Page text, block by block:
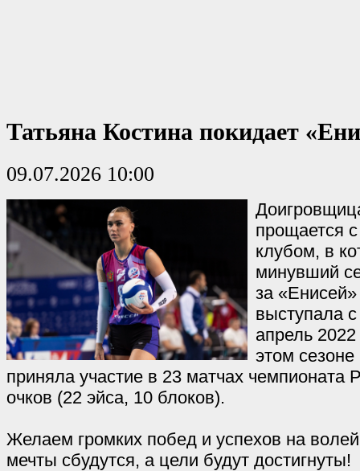
Татьяна Костина покидает
09.07.2026 10:00
прощается
клубом, в
минувший
за
выступала
апрель
этом
приняла участие в 23 матчах чемпионата
очков (22 эйса, 10 блоков).
Желаем громких побед и успехов на
мечты сбудутся, а цели будут достигнуты!